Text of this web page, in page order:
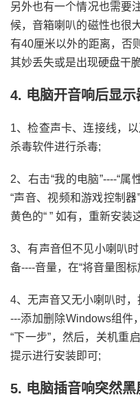
另外也有一个情况也需要
候，音箱喇叭的磁性也很
有40厘米以外的距离，否
其妙丢失或是出现硬盘干
4. 电脑开音响后显
1、检查声卡、连接线，
杀毒软件进行杀毒;
2、右击“我的电脑”----“属
“声音、视频和游戏控制
黄色的“ ” 如有，重新安装
3、有声音但不见小喇叭
备----音量，在“将音量图
4、无声音又无小喇叭时
---添加删除Windows组件
“下一步”，然后，关机重
提示进行安装即可;
5. 电脑插音响突然黑